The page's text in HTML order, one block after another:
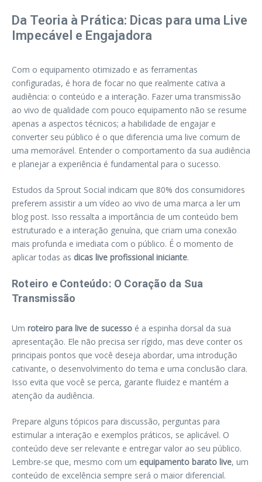
Da Teoria à Prática: Dicas para uma Live
Impecável e Engajadora
Com o equipamento otimizado e as ferramentas
configuradas, é hora de focar no que realmente cativa a
audiência: o conteúdo e a interação. Fazer uma transmissão
ao vivo de qualidade com pouco equipamento não se resume
apenas a aspectos técnicos; a habilidade de engajar e
converter seu público é o que diferencia uma live comum de
uma memorável. Entender o comportamento da sua audiência
e planejar a experiência é fundamental para o sucesso.
Estudos da Sprout Social indicam que 80% dos consumidores
preferem assistir a um vídeo ao vivo de uma marca a ler um
blog post. Isso ressalta a importância de um conteúdo bem
estruturado e a interação genuína, que criam uma conexão
mais profunda e imediata com o público. É o momento de
aplicar todas as dicas live profissional iniciante.
Roteiro e Conteúdo: O Coração da Sua
Transmissão
Um roteiro para live de sucesso é a espinha dorsal da sua
apresentação. Ele não precisa ser rígido, mas deve conter os
principais pontos que você deseja abordar, uma introdução
cativante, o desenvolvimento do tema e uma conclusão clara.
Isso evita que você se perca, garante fluidez e mantém a
atenção da audiência.
Prepare alguns tópicos para discussão, perguntas para
estimular a interação e exemplos práticos, se aplicável. O
conteúdo deve ser relevante e entregar valor ao seu público.
Lembre-se que, mesmo com um equipamento barato live, um
conteúdo de excelência sempre será o maior diferencial.